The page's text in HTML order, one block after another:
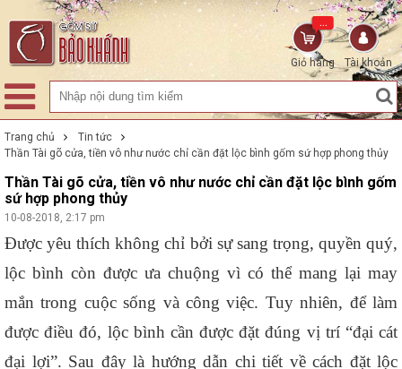
Tài khoản
Giỏ hàng
...
Trang chủ
Tin tức
Thần Tài gõ cửa, tiền vô như nước chỉ cần đặt lộc bình gốm sứ hợp phong thủy
Thần Tài gõ cửa, tiền vô như nước chỉ cần đặt lộc bình gốm
sứ hợp phong thủy
10-08-2018, 2:17 pm
Được yêu thích không chỉ bởi sự sang trọng, quyền quý,
lộc bình còn được ưa chuộng vì có thể mang lại may
mắn trong cuộc sống và công việc. Tuy nhiên, để làm
được điều đó, lộc bình cần được đặt đúng vị trí “đại cát
đại lợi”. Sau đây là hướng dẫn chi tiết về cách đặt lộc